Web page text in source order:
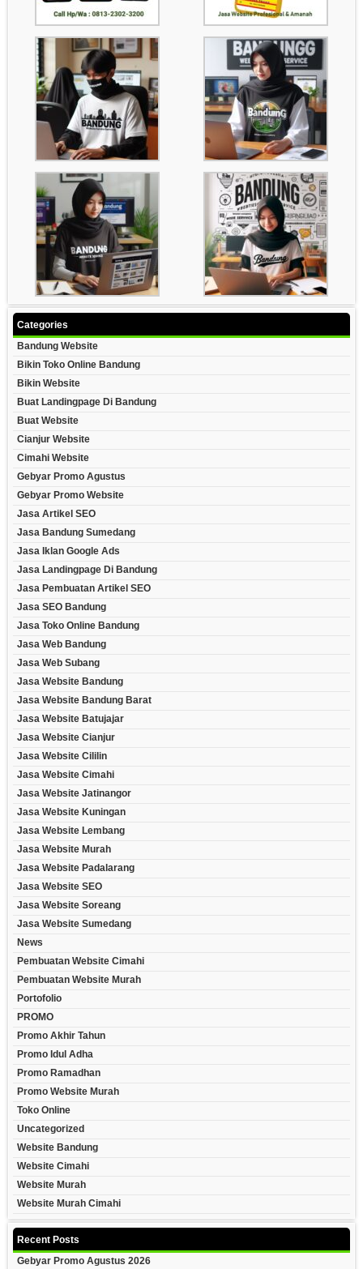
Categories
Bandung Website
Bikin Toko Online Bandung
Bikin Website
Buat Landingpage Di Bandung
Buat Website
Cianjur Website
Cimahi Website
Gebyar Promo Agustus
Gebyar Promo Website
Jasa Artikel SEO
Jasa Bandung Sumedang
Jasa Iklan Google Ads
Jasa Landingpage Di Bandung
Jasa Pembuatan Artikel SEO
Jasa SEO Bandung
Jasa Toko Online Bandung
Jasa Web Bandung
Jasa Web Subang
Jasa Website Bandung
Jasa Website Bandung Barat
Jasa Website Batujajar
Jasa Website Cianjur
Jasa Website Cililin
Jasa Website Cimahi
Jasa Website Jatinangor
Jasa Website Kuningan
Jasa Website Lembang
Jasa Website Murah
Jasa Website Padalarang
Jasa Website SEO
Jasa Website Soreang
Jasa Website Sumedang
News
Pembuatan Website Cimahi
Pembuatan Website Murah
Portofolio
PROMO
Promo Akhir Tahun
Promo Idul Adha
Promo Ramadhan
Promo Website Murah
Toko Online
Uncategorized
Website Bandung
Website Cimahi
Website Murah
Website Murah Cimahi
Recent Posts
Gebyar Promo Agustus 2026